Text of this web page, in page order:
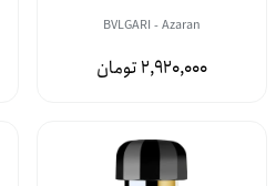
BVLGARI - Azaran
2,920,000